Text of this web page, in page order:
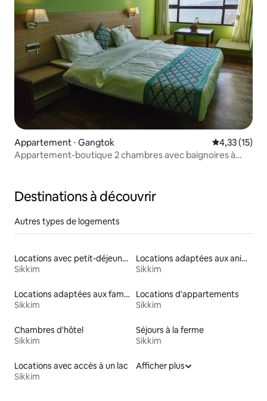
Appartement ⋅ Gangtok Évaluation
4,33 (15)
Appartement-boutique 2 chambres avec baignoires à
Destinations à découvrir
Autres types de logements
Locations avec petit-déjeuner
Sikkim
Locations adaptées aux animaux
Sikkim
Locations adaptées aux familles
Sikkim
Locations d'appartements
Sikkim
Chambres d'hôtel
Sikkim
Séjours à la ferme
Sikkim
Locations avec accès à un lac
Sikkim
Afficher plus